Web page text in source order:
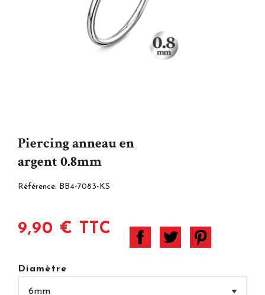
Piercing anneau en
argent 0.8mm
Référence: BB4-7083-KS
9,90 € TTC
Diamètre